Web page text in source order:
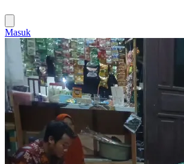
Masuk